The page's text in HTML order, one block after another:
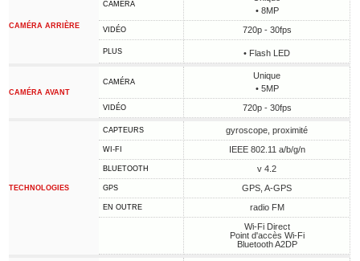
CAMÉRA ARRIÈRE
CAMÉRA
• 8MP
VIDÉO 720p - 30fps
PLUS • Flash LED
CAMÉRA AVANT
CAMÉRA
Unique
• 5MP
VIDÉO 720p - 30fps
TECHNOLOGIES
CAPTEURS gyroscope, proximité
WI-FI IEEE 802.11 a/b/g/n
BLUETOOTH v 4.2
GPS GPS, A-GPS
EN OUTRE
radio FM
Wi-Fi Direct
Point d'accès Wi-Fi
Bluetooth A2DP